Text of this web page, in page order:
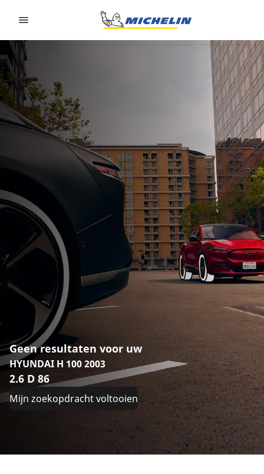
Geen resultaten voor uw
HYUNDAI H 100 2003
2.6 D 86
Mijn zoekopdracht voltooien